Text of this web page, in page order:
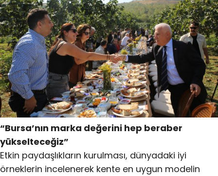
“Bursa’nın marka değerini hep beraber
yükselteceğiz”
Etkin paydaşlıkların kurulması, dünyadaki iyi
örneklerin incelenerek kente en uygun modelin